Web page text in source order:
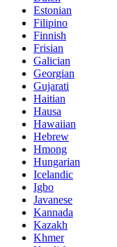
Estonian
Filipino
Finnish
Frisian
Galician
Georgian
Gujarati
Haitian
Hausa
Hawaiian
Hebrew
Hmong
Hungarian
Icelandic
Igbo
Javanese
Kannada
Kazakh
Khmer